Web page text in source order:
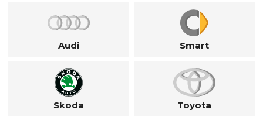
Audi Smart
Skoda Toyota